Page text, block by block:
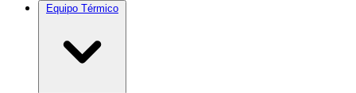
Equipo Térmico